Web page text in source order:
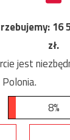
16
zł.
jest
8%